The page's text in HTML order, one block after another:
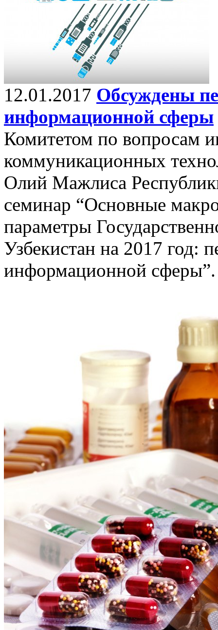
12.01.2017 Обсуждены
информационной сферы
Комитетом по вопросам
коммуникационных
Олий Мажлиса
семинар “Основные
параметры
Узбекистан на 2017 год:
информационной сферы”.